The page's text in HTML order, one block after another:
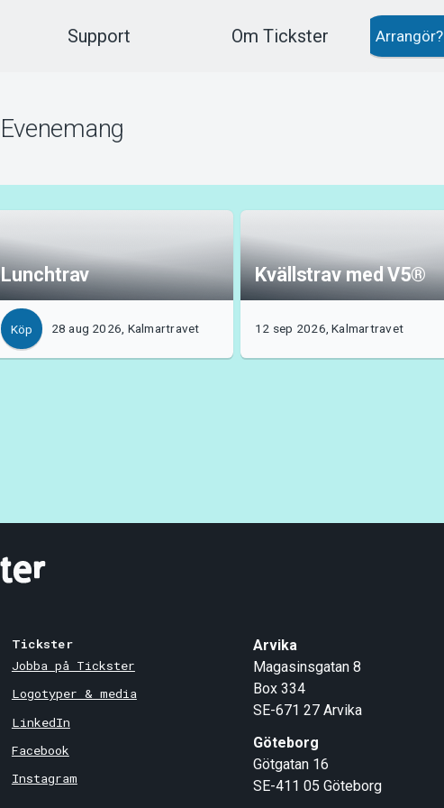
Support Om Tickster Arrangör?
Evenemang
Lunchtrav
Köp 28 aug 2026, Kalmartravet
Kvällstrav med V5®
12 sep 2026, Kalmartravet
Tickster
Jobba på Tickster
Logotyper & media
LinkedIn
Facebook
Instagram
Arvika
Magasinsgatan 8
Box 334
SE-671 27 Arvika
Göteborg
Götgatan 16
SE-411 05 Göteborg